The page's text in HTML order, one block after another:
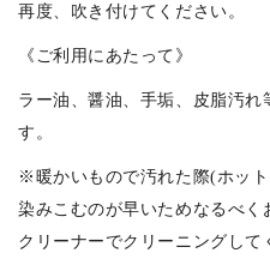
再度、吹き付けてください。
《ご利用にあたって》
ラー油、醤油、手垢、皮脂汚れ
す。
※暖かいもので汚れた際(ホット
染みこむのが早いためなるべく
クリーナーでクリーニングして